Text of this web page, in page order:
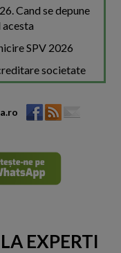
Cand se depune
SPV 2026
societate
EXPERTI